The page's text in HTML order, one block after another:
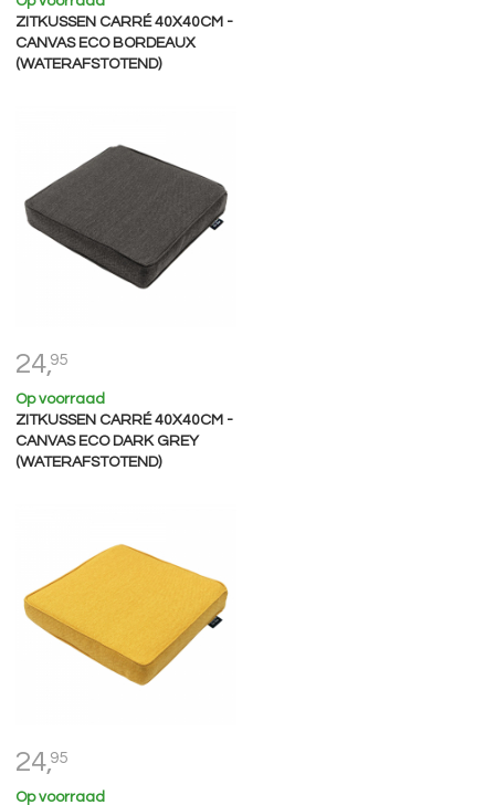
ZITKUSSEN CARRÉ 40X40CM -
CANVAS ECO BORDEAUX
(WATERAFSTOTEND)
24,95
Op voorraad
ZITKUSSEN CARRÉ 40X40CM -
CANVAS ECO DARK GREY
(WATERAFSTOTEND)
24,95
Op voorraad